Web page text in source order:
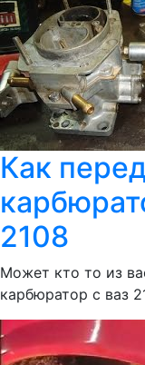
Как
2108
Может кто то из
карбюратор с ваз